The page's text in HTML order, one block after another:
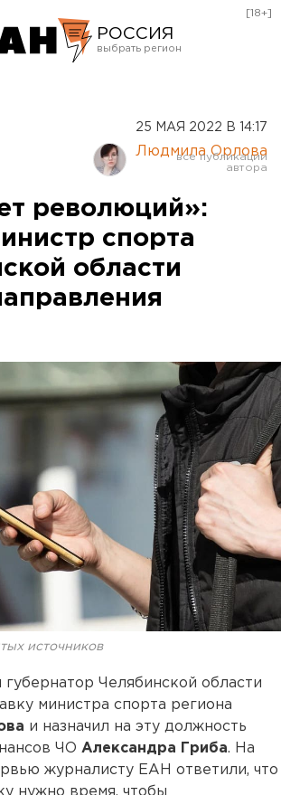
РОССИЯ
Курган
Оренбург
[18+]
25 МАЯ 2022 В 14:17
Людмила Орлова
революций»:
спорта
области
источников
губернатор Челябинской области
министра спорта региона
и назначил на эту должность
ЧО Александра Гриба. На
журналисту ЕАН ответили, что
нужно время, чтобы